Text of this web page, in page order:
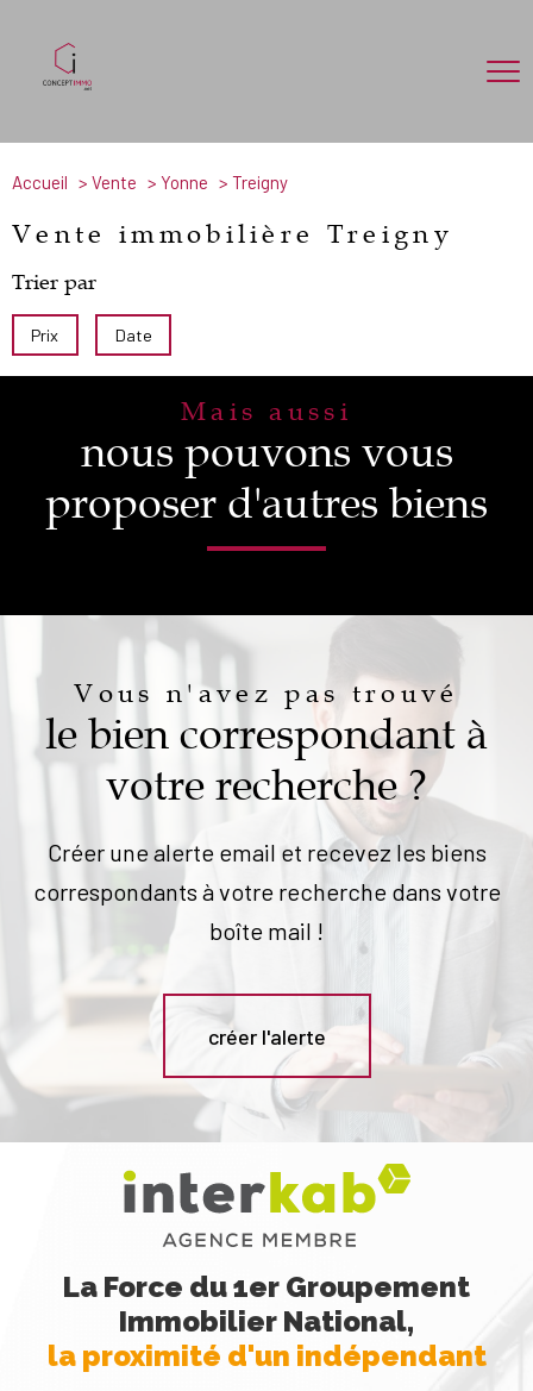
Accueil Vente Yonne Treigny
Vente immobilière Treigny
Trier par
Prix Date
Mais aussi
nous pouvons vous
proposer d'autres biens
Vous n'avez pas trouvé
le bien correspondant à
votre recherche ?
Créer une alerte email et recevez les biens
correspondants à votre recherche dans votre
boîte mail !
créer l'alerte
La Force du 1er Groupement
Immobilier National,
la proximité d'un indépendant